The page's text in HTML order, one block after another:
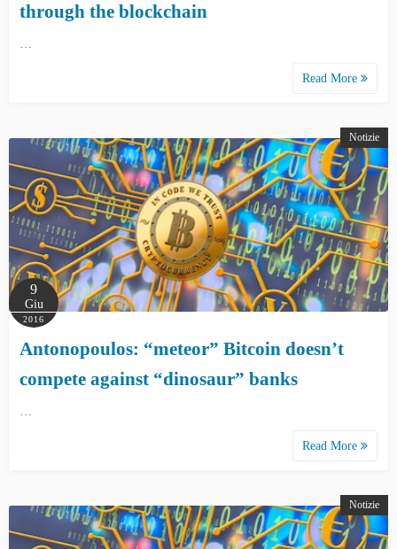
through the blockchain
…
Read More
Notizie
9
Giu
2016
Antonopoulos: “meteor” Bitcoin doesn’t
compete against “dinosaur” banks
…
Read More
Notizie